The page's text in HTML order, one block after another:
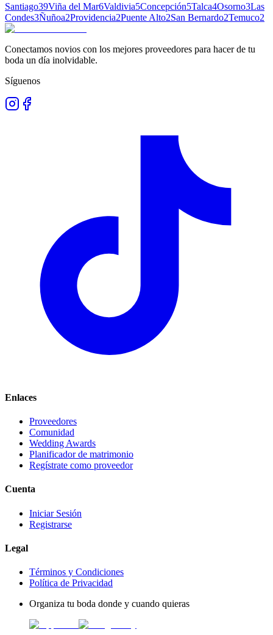
Santiago39Viña del Mar6Valdivia5Concepción5Talca4Osorno3Las
Condes3Ñuñoa2Providencia2Puente Alto2San Bernardo2Temuco2
Conectamos novios con los mejores proveedores para hacer de tu
boda un día inolvidable.
Síguenos
Enlaces
Proveedores
Comunidad
Wedding Awards
Planificador de matrimonio
Regístrate como proveedor
Cuenta
Iniciar Sesión
Registrarse
Legal
Términos y Condiciones
Política de Privacidad
Organiza tu boda donde y cuando quieras